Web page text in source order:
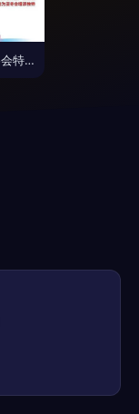
数字赋能冰雪文化，哈尔滨亚冬会特许产品闪耀两博会